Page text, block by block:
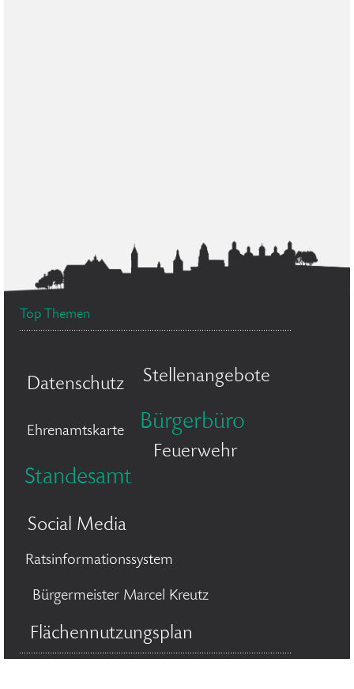
Top Themen
Datenschutz Stellenangebote
Ehrenamtskarte Bürgerbüro
Standesamt
Feuerwehr
Social Media
Ratsinformationssystem
Bürgermeister Marcel Kreutz
Flächennutzungsplan